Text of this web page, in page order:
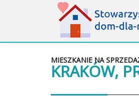
KRAKÓW,
MIESZKANIE NA